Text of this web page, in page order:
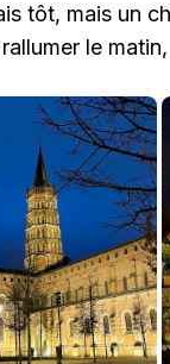
tôt, mais un
le